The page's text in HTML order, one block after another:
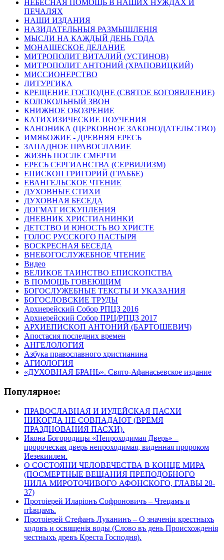
НЕБЕСНАЯ ПОМОЩЬ В НАШИХ НУЖДАХ И
ПЕЧАЛЯХ
НАШИ ИЗДАНИЯ
НАЗИДАТЕЛЬНЫЯ РАЗМЫШЛЕНІЯ
МЫСЛИ НА КАЖДЫЙ ДЕНЬ ГОДА
МОНАШЕСКОЕ ДЕЛАНИЕ
МИТРОПОЛИТ ВИТАЛИЙ (УСТИНОВ)
МИТРОПОЛИТ АНТОНИЙ (ХРАПОВИЦКИЙ)
МИССИОНЕРСТВО
ЛИТУРГИКА
КРЕЩЕНИЕ ГОСПОДНЕ (СВЯТОЕ БОГОЯВЛЕНИЕ)
КОЛОКОЛЬНЫЙ ЗВОН
КНИЖНОЕ ОБОЗРЕНИЕ
КАТИХИЗИЧЕСКИЕ ПОУЧЕНИЯ
КАНОНИКА (ЦЕРКОВНОЕ ЗАКОНОДАТЕЛЬСТВО)
ИМЯБОЖИЕ - ДРЕВНЯЯ ЕРЕСЬ
ЗАПАДНОЕ ПРАВОСЛАВИЕ
ЖИЗНЬ ПОСЛЕ СМЕРТИ
ЕРЕСЬ СЕРГИАНСТВА (СЕРВИЛИЗМ)
ЕПИСКОП ГРИГОРИЙ (ГРАББЕ)
ЕВАНГЕЛЬСКОЕ ЧТЕНИЕ
ДУХОВНЫЕ СТИХИ
ДУХОВНАЯ БЕСЕДА
ДОГМАТ ИСКУПЛЕНИЯ
ДНЕВНИК ХРИСТИАНИНКИ
ДЕТСТВО И ЮНОСТЬ ВО ХРИСТЕ
ГОЛОС РУССКОГО ПАСТЫРЯ
ВОСКРЕСНАЯ БЕСЕДА
ВНЕБОГОСЛУЖЕБНОЕ ЧТЕНИЕ
Видео
ВЕЛИКОЕ ТАИНСТВО ЕПИСКОПСТВА
В ПОМОЩЬ ГОВЕЮЩИМ
БОГОСЛУЖЕБНЫЕ ТЕКСТЫ И УКАЗАНИЯ
БОГОСЛОВСКИЕ ТРУДЫ
Архиерейский Собор РПЦЗ 2016
Архиерейский Собор ПРЦ/РПЦЗ 2017
АРХИЕПИСКОП АНТОНИЙ (БАРТОШЕВИЧ)
Апостасия последних времен
АНГЕЛОЛОГИЯ
Азбука православного христианина
АГИОЛОГИЯ
«ДУХОВНАЯ БРАНЬ». Свято-Афанасьевское издание
Популярное:
ПРАВОСЛАВНАЯ И ИУДЕЙСКАЯ ПАСХИ
НИКОГДА НЕ СОВПАДАЮТ (ВРЕМЯ
ПРАЗДНОВАНИЯ ПАСХИ).
Икона Богородицы «Непроходимая Дверь» –
пророческая дверь непроходимая, виденная пророком
Иезекиилем.
О СОСТОЯНИ ЧЕЛОВЕЧЕСТВА В КОНЦЕ МИРА
(ПОСМЕРТНЫЕ ВЕЩАНИЯ ПРЕПОДОБНОГО
НИЛА МИРОТОЧИВОГО АФОНСКОГО, ГЛАВЫ 28-
37)
Протоіерей Иларіонъ Софроновичъ – Чтецамъ и
пѣвцамъ.
Протоіерей Стефанъ Луканинъ – О значеніи крестныхъ
ходовъ и освященія воды (Слово въ день Происхожденія
честныхъ древъ Креста Господня).